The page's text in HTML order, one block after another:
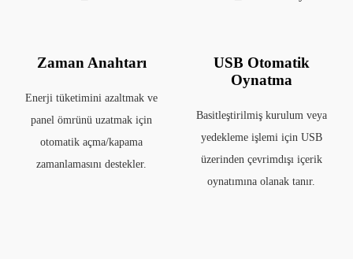
Zaman Anahtarı
Enerji tüketimini azaltmak ve
panel ömrünü uzatmak için
otomatik açma/kapama
zamanlamasını destekler.
USB Otomatik
Oynatma
Basitleştirilmiş kurulum veya
yedekleme işlemi için USB
üzerinden çevrimdışı içerik
oynatımına olanak tanır.